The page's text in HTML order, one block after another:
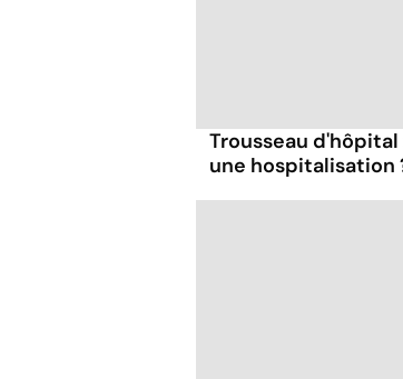
Trousseau
une hospitalisation